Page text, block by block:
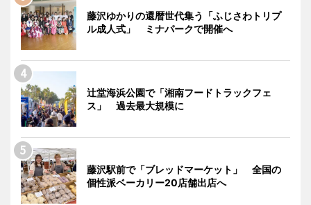
藤沢ゆかりの還暦世代集う「ふじさわトリプ
ル成人式」 ミナパークで開催へ
辻堂海浜公園で「湘南フードトラックフェ
ス」 過去最大規模に
藤沢駅前で「ブレッドマーケット」 全国の
個性派ベーカリー20店舗出店へ